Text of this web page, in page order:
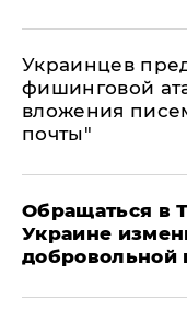
Украинцев
фишинговой
вложения
почты"
Обращаться в
Украине
добровольной